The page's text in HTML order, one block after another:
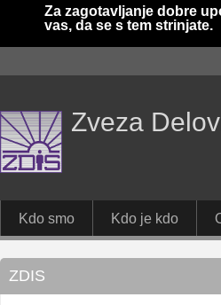
Za zagotavljanje dobre
vas, da se s tem strinjate.
Zveza
Kdo smo Kdo je kdo
ZDIS